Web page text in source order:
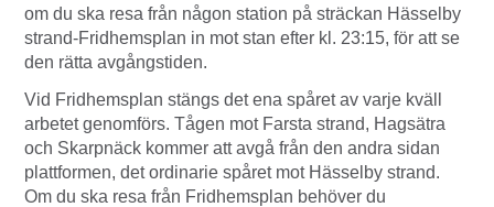
om du ska resa från någon station på sträckan Hässelby
strand-Fridhemsplan in mot stan efter kl. 23:15, för att se
den rätta avgångstiden.
Vid Fridhemsplan stängs det ena spåret av varje kväll
arbetet genomförs. Tågen mot Farsta strand, Hagsätra
och Skarpnäck kommer att avgå från den andra sidan
plattformen, det ordinarie spåret mot Hässelby strand.
Om du ska resa från Fridhemsplan behöver du